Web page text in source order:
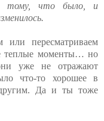
к тому, что было, и
или пересматриваем
теплые моменты… но
уже не отражают
что-то хорошее в
Да и ты тоже